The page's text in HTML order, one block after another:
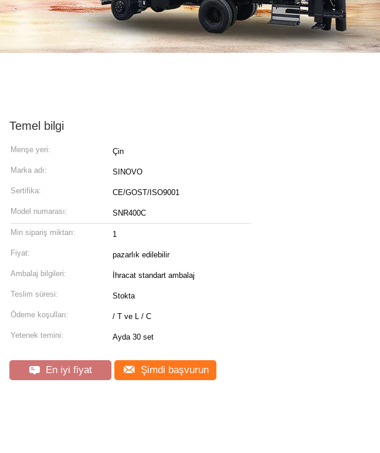
Temel bilgi
Menşe yeri: Çin
Marka adı: SINOVO
Sertifika: CE/GOST/ISO9001
Model numarası: SNR400C
Min sipariş miktarı: 1
Fiyat: pazarlık edilebilir
Ambalaj bilgileri: İhracat standart ambalaj
Teslim süresi: Stokta
Ödeme koşulları: / T ve L / C
Yetenek temini: Ayda 30 set
En iyi fiyat Şimdi başvurun